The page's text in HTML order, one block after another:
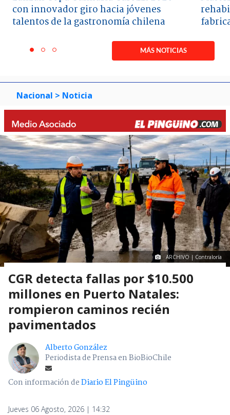
con innovador giro hacia jóvenes
talentos de la gastronomía chilena
itemitemitem
MÁS NOTICIAS
Nacional > Noticia
ARCHIVO | Contraloría
CGR detecta fallas por $10.500
millones en Puerto Natales:
rompieron caminos recién
pavimentados
Alberto González
Periodista de Prensa en BioBioChile
Con información deDiario El Pingüino
Jueves 06 Agosto, 2026 | 14:32